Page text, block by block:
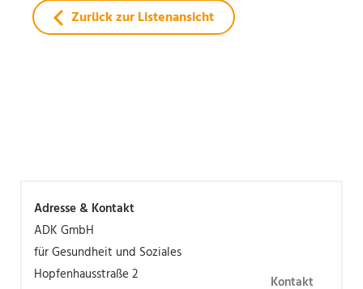
Zurück zur Listenansicht
Adresse & Kontakt
ADK GmbH
für Gesundheit und Soziales
Hopfenhausstraße 2
Kontakt